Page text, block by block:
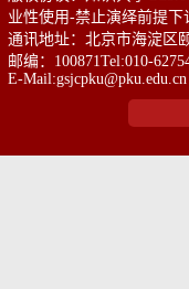
业性使用-禁止演绎前提
通讯地址：北京市海淀区
邮编：100871Tel:010-
E-